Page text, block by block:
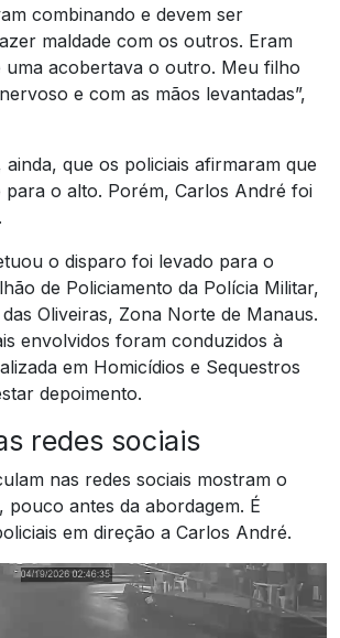
combinando e devem ser
maldade com os outros. Eram
uma acobertava o outro. Meu filho
e com as mãos levantadas”,
que os policiais afirmaram que
para o alto. Porém, Carlos André foi
o disparo foi levado para o
de Policiamento da Polícia Militar,
Oliveiras, Zona Norte de Manaus.
envolvidos foram conduzidos à
em Homicídios e Sequestros
depoimento.
redes sociais
nas redes sociais mostram o
pouco antes da abordagem. É
em direção a Carlos André.